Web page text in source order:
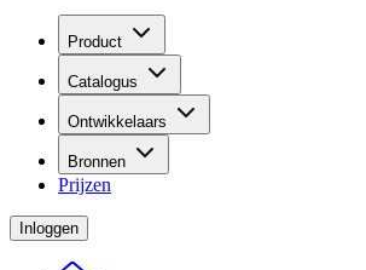
Product
Catalogus
Ontwikkelaars
Bronnen
Prijzen
Inloggen